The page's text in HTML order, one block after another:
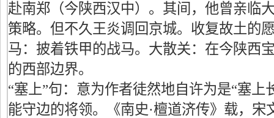
赴南郑（今陕西汉中）。其间，他曾亲临
策略。但不久王炎调回京城。收复故土的
马：披着铁甲的战马。大散关：在今陕西
的西部边界。
“塞上”句：意为作者徒然地自许为是“塞上
能守边的将领。《南史·檀道济传》载，宋